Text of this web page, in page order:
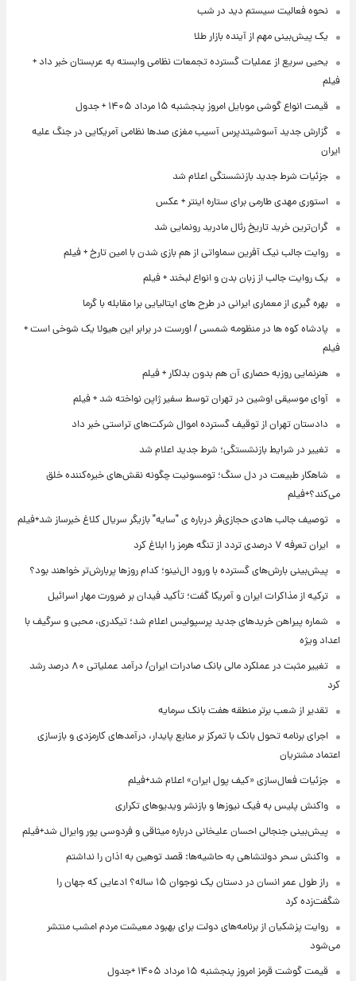
نحوه فعالیت سیستم دید در شب
یک پیش‌بینی مهم از آینده بازار طلا
یحیی سریع از عملیات گسترده تجمعات نظامی وابسته به عربستان خبر داد +
فیلم
قیمت انواع گوشی موبایل امروز پنجشنبه ۱۵ مرداد ۱۴۰۵ + جدول
گزارش جدید آسوشیتدپرس آسیب مغزی صدها نظامی آمریکایی در جنگ علیه
ایران
جزئیات شرط جدید بازنشستگی اعلام شد
استوری مهدی طارمی برای ستاره اینتر + عکس
گران‌ترین خرید تاریخ رئال مادرید رونمایی شد
روایت جالب نیک آفرین سماواتی از هم بازی شدن با امین تارخ + فیلم
یک روایت جالب از زبان بدن و انواع لبخند + فیلم
بهره گیری از معماری ایرانی در طرح های ایتالیایی برا مقابله با گرما
پادشاه کوه ها در منظومه شمسی / اورست در برابر این هیولا یک شوخی است +
فیلم
هنرنمایی روزبه حصاری آن هم بدون بدلکار + فیلم
آوای موسیقی اوشین در تهران توسط سفیر ژاپن نواخته شد + فیلم
دادستان تهران از توقیف گسترده اموال شرکت‌های تراستی خبر داد
تغییر در شرایط بازنشستگی؛ شرط جدید اعلام شد
شاهکار طبیعت در دل سنگ؛ تومسونیت چگونه نقش‌های خیره‌کننده خلق
می‌کند؟+فیلم
توصیف جالب هادی حجازی‌فر درباره ی "سایه" بازیگر سریال کلاغ خبرساز شد+فیلم
ایران تعرفه ۷ درصدی تردد از تنگه هرمز را ابلاغ کرد
پیش‌بینی بارش‌های گسترده با ورود ال‌نینو؛ کدام روزها پربارش‌تر خواهند بود؟
ترکیه از مذاکرات ایران و آمریکا گفت؛ تأکید فیدان بر ضرورت مهار اسرائیل
شماره پیراهن خریدهای جدید پرسپولیس اعلام شد؛ تیکدری، محبی و سرگیف با
اعداد ویژه
تغییر مثبت در عملکرد مالی بانک صادرات ایران/ درآمد عملیاتی ۸۰ درصد رشد
کرد
تقدیر از شعب برتر منطقه هفت بانک سرمایه
اجرای برنامه تحول بانک با تمرکز بر منابع پایدار، درآمدهای کارمزدی و بازسازی
اعتماد مشتریان
جزئیات فعال‌سازی «کیف پول ایران» اعلام شد+فیلم
واکنش پلیس به فیک نیوزها و بازنشر ویدیوهای تکراری
پیش‌بینی جنجالی احسان علیخانی درباره میثاقی و فردوسی پور وایرال شد+فیلم
واکنش سحر دولتشاهی به حاشیه‌ها: قصد توهین به اذان را نداشتم
راز طول عمر انسان در دستان یک نوجوان ۱۵ ساله؟ ادعایی که جهان را
شگفت‌زده کرد
روایت پزشکیان از برنامه‌های دولت برای بهبود معیشت مردم امشب منتشر
می‌شود
قیمت گوشت قرمز امروز پنجشنبه ۱۵ مرداد ۱۴۰۵ +جدول